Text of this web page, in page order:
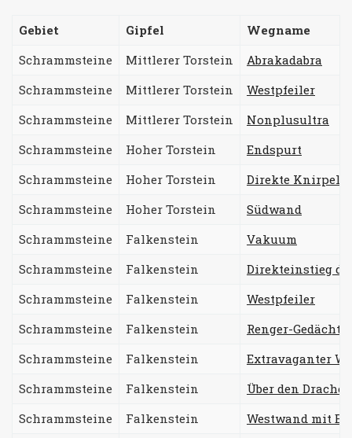
Gebiet Gipfel
Wegname
Schrammsteine
Mittlerer Torstein
Abrakadabra
Schrammsteine
Mittlerer Torstein
Westpfeiler
Schrammsteine
Mittlerer Torstein
Nonplusultra
Schrammsteine
Hoher Torstein
Endspurt
Schrammsteine
Hoher Torstein
Direkte
Schrammsteine
Hoher Torstein
Südwand
Schrammsteine
Falkenstein
Vakuum
Schrammsteine
Falkenstein
Direkteinstieg
Schrammsteine
Falkenstein
Westpfeiler
Schrammsteine
Falkenstein
Renger-
Schrammsteine
Falkenstein
Extravaganter
Schrammsteine
Falkenstein
Über den
Schrammsteine
Falkenstein
Westwand mit